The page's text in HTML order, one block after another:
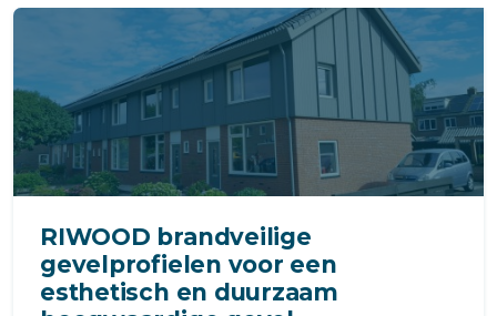
dit!
RIWOOD brandveilige
gevelprofielen voor een
esthetisch en duurzaam